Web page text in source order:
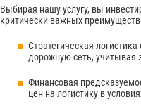
Выбирая нашу услугу, вы
критически важных
Стратегическая
дорожную сеть, учитывая
Финансовая
цен на логистику в